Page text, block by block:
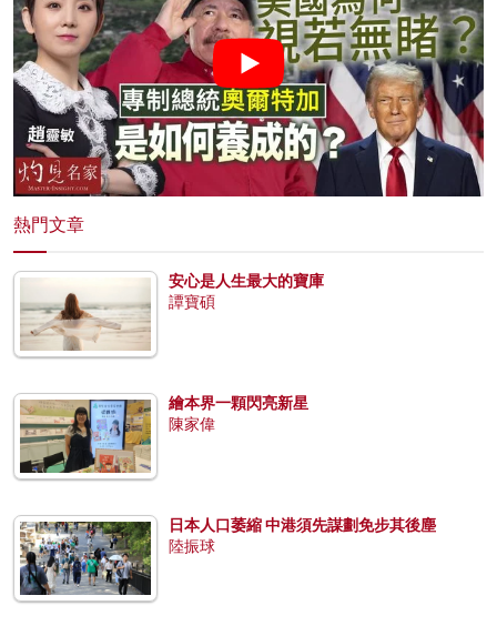
熱門文章
安心是人生最大的寶庫
譚寶碩
繪本界一顆閃亮新星
陳家偉
日本人口萎縮 中港須先謀劃免步其後塵
陸振球